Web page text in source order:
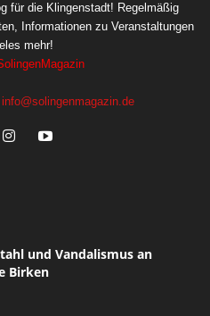
für die Klingenstadt! Regelmäßig
Informationen zu Veranstaltungen
mehr!
info@solingenmagazin.de
und Vandalismus an
Birken